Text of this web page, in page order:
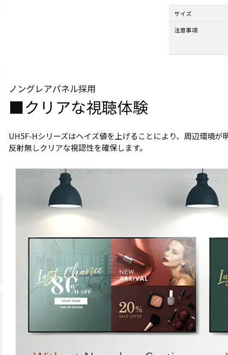
ト
ト
タブレ
ト TA2C-
M8
PTJ-MCシ
リーズ、
化アプ
「NFC
支援ア
送信アプ
サイズ
注意事項
ノングレアパネル採用
■クリアな視聴体験
UH5F-Hシリーズはヘイズ値を上げることにより、周辺環境が
反射無しクリアな視認性を確保します。